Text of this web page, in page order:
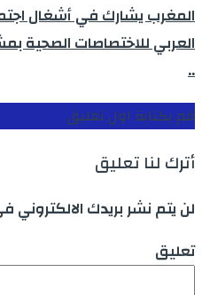
المغرب يشارك في أشغال
العربي للاختصاصات الصحية
..
قم بكتابة اول تعليق
أترك لنا تعليق
لن يتم نشر بريدك الالكتروني
تعليق